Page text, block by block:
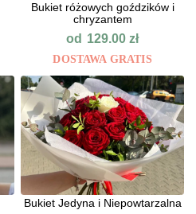
Bukiet różowych goździków i
chryzantem
od 129.00zł
DOSTAWA GRATIS
Bukiet Jedyna i Niepowtarzalna